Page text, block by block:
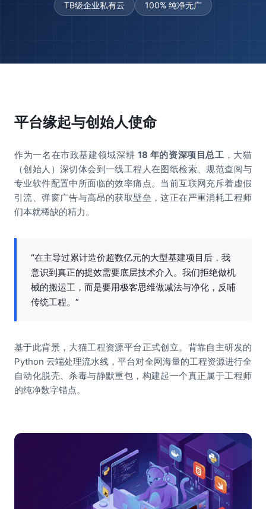
TB级企业私有云 100% 纯净无广
平台缘起与创始人使命
作为一名在市政基建领域深耕 18 年的资深项目总工 ，大猫
（创始人）深切体会到一线工程人在图纸检索、规范查阅与
专业软件配置中所面临的效率痛点。当前互联网充斥着虚假
引流、弹窗广告与高昂的获取壁垒，这正在严重消耗工程师
们本就稀缺的精力。
“在主导过累计造价超数亿元的大型基建项目后，我
意识到真正的提效需要底层技术介入。我们拒绝做机
械的搬运工，而是要用极客思维做减法与净化，反哺
传统工程。”
基于此背景，大猫工程资源平台正式创立。背靠自主研发的
Python 云端处理流水线，平台对全网海量的工程资源进行全
自动化脱壳、杀毒与静默重包，构建起一个真正属于工程师
的纯净数字锚点。